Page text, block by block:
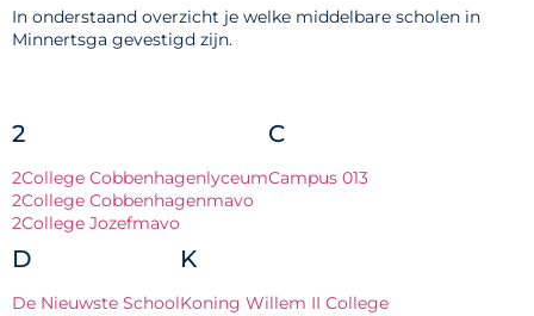
In onderstaand overzicht je welke middelbare scholen in
Minnertsga gevestigd zijn.
2
2College Cobbenhagenlyceum
2College Cobbenhagenmavo
2College Jozefmavo
C
Campus 013
D
De Nieuwste School
K
Koning Willem II College